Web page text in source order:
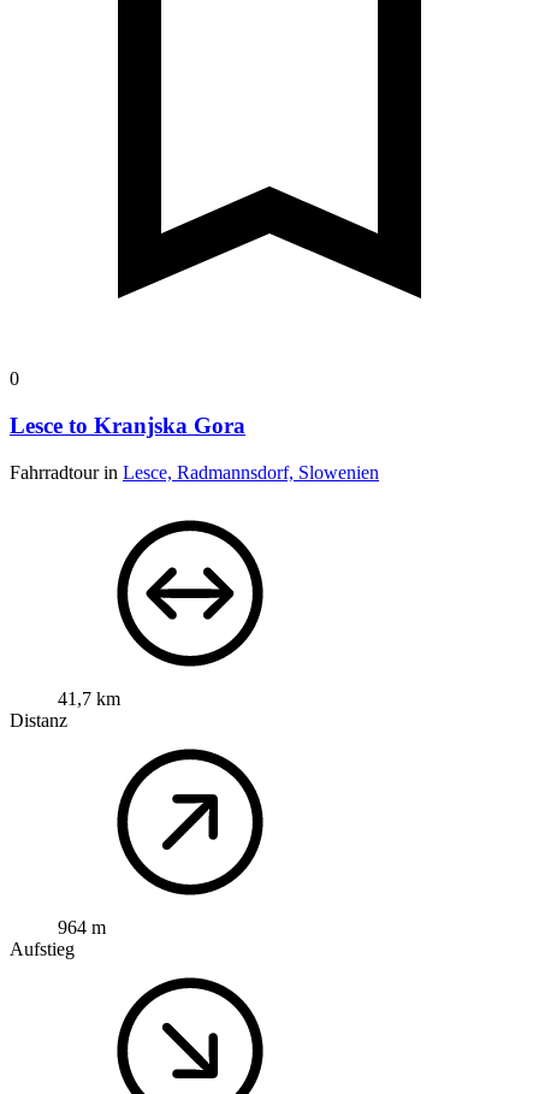
0
Lesce to Kranjska Gora
Fahrradtour in Lesce, Radmannsdorf, Slowenien
41,7 km
Distanz
964 m
Aufstieg